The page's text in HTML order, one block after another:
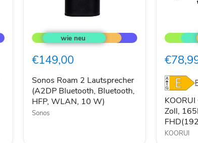
Roam
2
(A2DP
Bluetooth,
HFP,
WLAN,
10
W)
€149,00
Sonos Roam 2 Lautsprecher
(A2DP Bluetooth, Bluetooth,
HFP, WLAN, 10 W)
Sonos
Gaming
Monitor
Zoll,
Zoll,
KOORUI